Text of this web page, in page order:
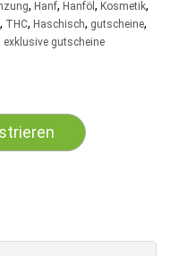
, Hanf, Hanföl , Kosmetik,
, THC, Haschisch, gutscheine,
exklusive gutscheine